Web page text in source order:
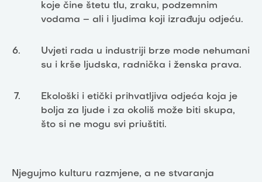
koje čine štetu tlu, zraku, podzemnim
vodama – ali i ljudima koji izrađuju odjeću.
Uvjeti rada u industriji brze mode nehumani
su i krše ljudska, radnička i ženska prava.
Ekološki i etički prihvatljiva odjeća koja je
bolja za ljude i za okoliš može biti skupa,
što si ne mogu svi priuštiti.
Njegujmo kulturu razmjene, a ne stvaranja